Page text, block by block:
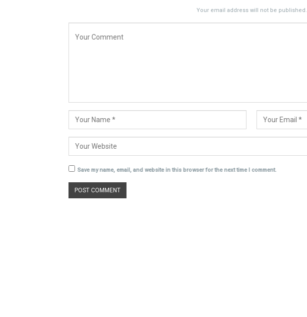
Your email address will not be published.
Save my name, email, and website in this browser for the next time I comment.